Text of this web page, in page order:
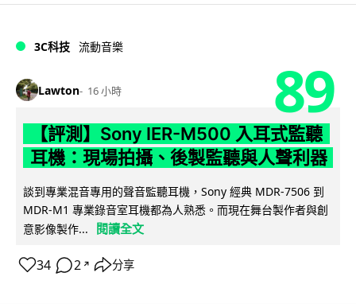
3C科技 流動音樂
Lawton 16 小時 89
【評測】Sony IER-M500 入耳式監聽
耳機：現場拍攝、後製監聽與人聲利器
談到專業混音專用的聲音監聽耳機，Sony 經典 MDR-7506 到
MDR-M1 專業錄音室耳機都為人熟悉。而現在舞台製作者與創
意影像製作...
閱讀全文
34 2 ↗ 分享